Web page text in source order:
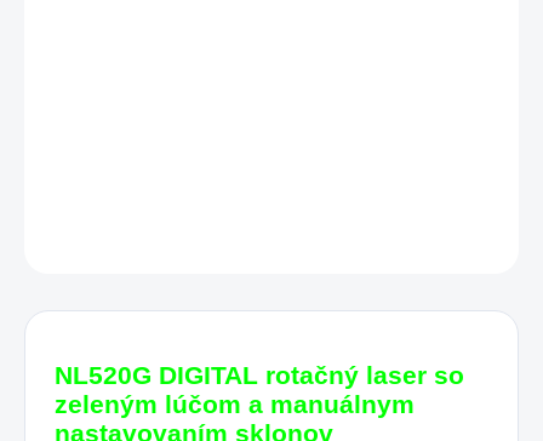
NL520G DIGITAL rotačný laser so
zeleným lúčom a manuálnym
nastavovaním sklonov